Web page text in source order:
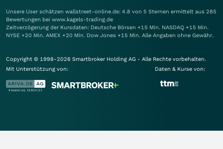
Unsere User schätzen wallstreet-online.de: 4.8 von 5 Sternen ermittelt aus 285
Bewertungen bei www.kagels-trading.de
Zeitverzögerung der Kursdaten: Deutsche Börsen +15 Min. NASDAQ +15 Min.
NYSE +20 Min. AMEX +20 Min. Dow Jones +15 Min. Alle Angaben ohne Gewähr.
Copyright © 1998-2026 Smartbroker Holding AG - Alle Rechte vorbehalten.
Mit Unterstützung von:
Daten & Kurse von: